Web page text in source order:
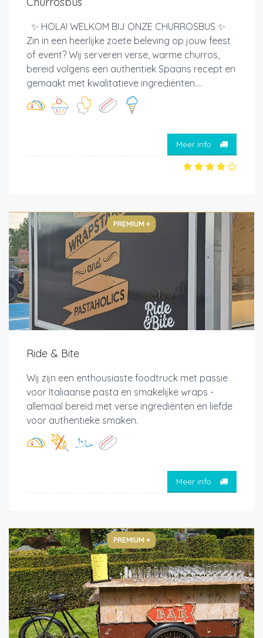
✨ HOLA! WELKOM BIJ ONZE CHURROSBUS ✨
Zin in een heerlijke zoete beleving op jouw feest
of event? Wij serveren verse, warme churros,
bereid volgens een authentiek Spaans recept en
gemaakt met kwalitatieve ingrediënten....
Meer info
PREMIUM +
Ride & Bite
Wij zijn een enthousiaste foodtruck met passie
voor Italiaanse pasta en smakelijke wraps -
allemaal bereid met verse ingrediënten en liefde
voor authentieke smaken.
Meer info
PREMIUM +